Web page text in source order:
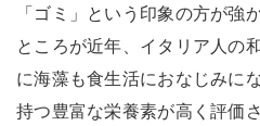
「ゴミ」という印象の方が強
ところが近年、イタリア人の
に海藻も食生活におなじみに
持つ豊富な栄養素が高く評価